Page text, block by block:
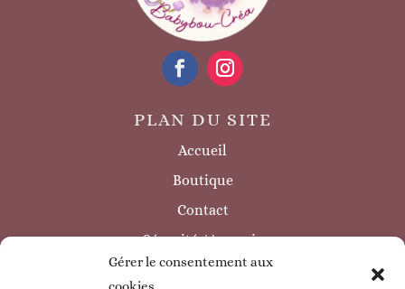
Gérer le consentement aux
PLAN DU SITE
Accueil
Boutique
Contact
Sécurité / à savoir
INFORMATIONS LÉGALES